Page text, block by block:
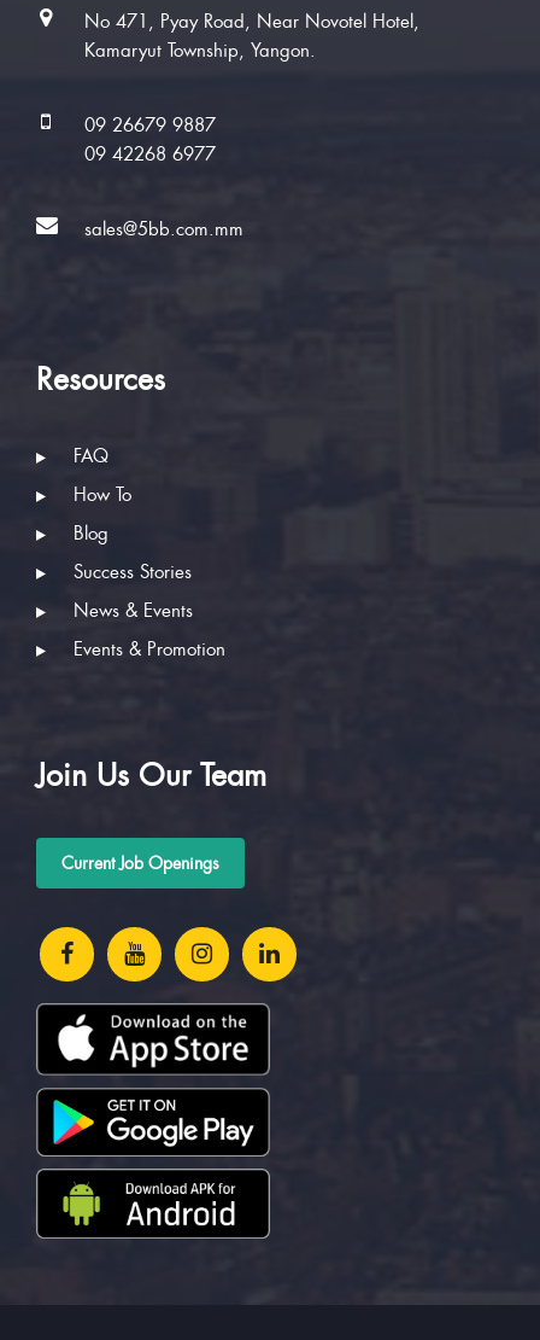
No 471, Pyay Road, Near Novotel Hotel,
Kamaryut Township, Yangon.
09 26679 9887
09 42268 6977
sales@5bb.com.mm
Resources
FAQ
How To
Blog
Success Stories
News & Events
Events & Promotion
Join Us Our Team
Current Job Openings